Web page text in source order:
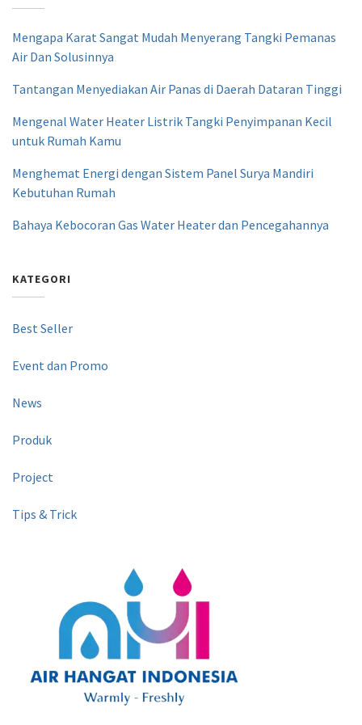
Mengapa Karat Sangat Mudah Menyerang Tangki Pemanas
Air Dan Solusinnya
Tantangan Menyediakan Air Panas di Daerah Dataran Tinggi
Mengenal Water Heater Listrik Tangki Penyimpanan Kecil
untuk Rumah Kamu
Menghemat Energi dengan Sistem Panel Surya Mandiri
Kebutuhan Rumah
Bahaya Kebocoran Gas Water Heater dan Pencegahannya
KATEGORI
Best Seller
Event dan Promo
News
Produk
Project
Tips & Trick